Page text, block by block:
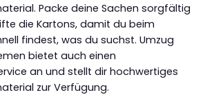
Packe deine Sachen sorgfältig
die Kartons, damit du beim
findest, was du suchst. Umzug
bietet auch einen
an und stellt dir hochwertiges
zur Verfügung.